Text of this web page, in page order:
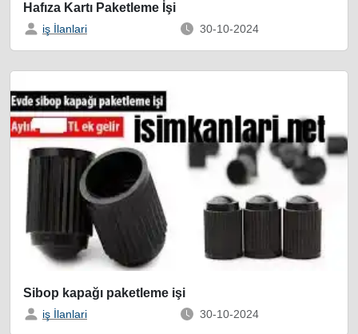
Hafıza Kartı Paketleme İşi
iş İlanlari 30-10-2024
Sibop kapağı paketleme işi
iş İlanlari 30-10-2024